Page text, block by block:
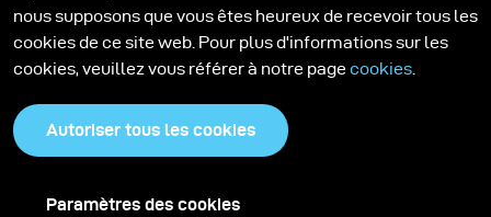
nous supposons que vous êtes heureux de recevoir tous les
cookies de ce site web. Pour plus d'informations sur les
cookies, veuillez vous référer à notre page cookies
Autoriser tous les cookies
Paramètres des cookies